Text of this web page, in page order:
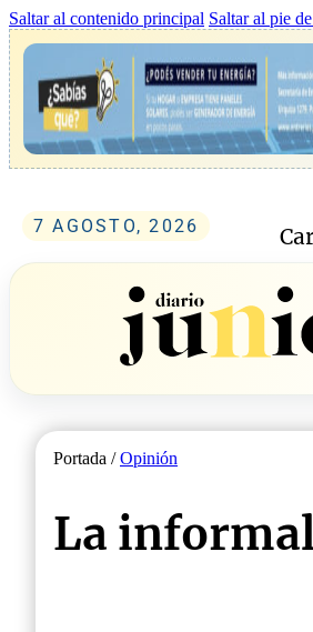
Saltar al contenido principal Saltar al pie
7 AGOSTO, 2026
Portada /Opinión
La